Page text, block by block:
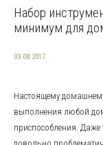
Набор
минимум для
03.08.2017
Настоящему
выполнения любой
приспособления.